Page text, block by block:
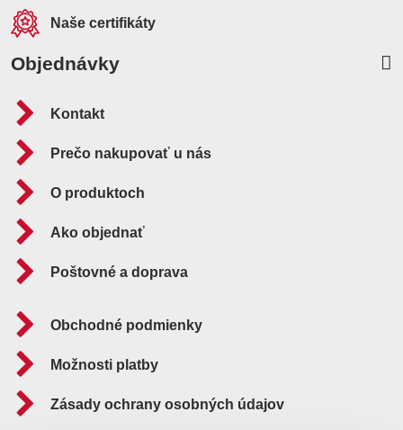
Naše certifikáty
Objednávky
Kontakt
Prečo nakupovať u nás
O produktoch
Ako objednať
Poštovné a doprava
Obchodné podmienky
Možnosti platby
Zásady ochrany osobných údajov